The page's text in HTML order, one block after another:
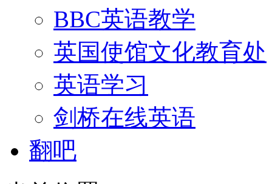
BBC英语教学
英国使馆文化教育处
英语学习
剑桥在线英语
翻吧